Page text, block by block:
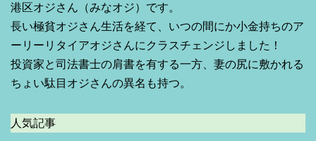
港区オジさん（みなオジ）です。
長い極貧オジさん生活を経て、いつの間にか小金持ちのア
ーリーリタイアオジさんにクラスチェンジしました！
投資家と司法書士の肩書を有する一方、妻の尻に敷かれる
ちょい駄目オジさんの異名も持つ。
人気記事